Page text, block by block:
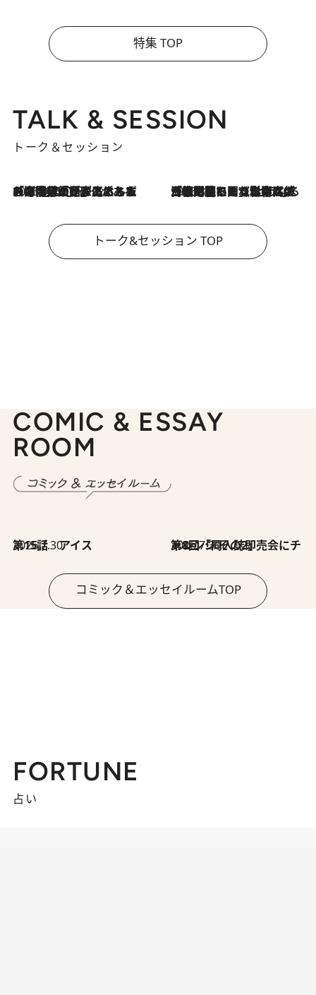
特集 TOP
TALK & SESSION
トーク＆セッション
2026.8.3
「今後値上げがあるとすれば…」「リスクがあるのは今年の冬」エネルギー専門家が語る、ホルムズ海峡封鎖が家庭にもたらす“ある心配” 2026.8.3
「住宅建てられない…」「サーチャージ料の高値が続いている」ホルムズ海峡封鎖による影響はいつまで続く？《エネルギー専門家に聞く“どうなる日本の暮らし”》
トーク&セッション TOP
COMIC & ESSAY
ROOM
2026.7.30
第15話 アイス 2026.7.30
第8回「同人誌即売会にチャレンジ その2」
コミック＆エッセイルームTOP
FORTUNE
占い